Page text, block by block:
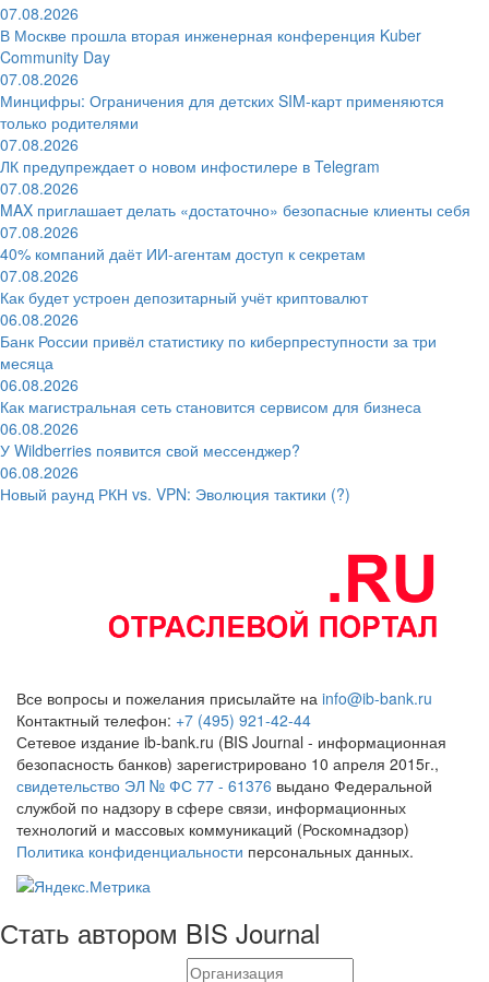
07.08.2026
В Москве прошла вторая инженерная конференция Kuber
Community Day
07.08.2026
Минцифры: Ограничения для детских SIM-карт применяются
только родителями
07.08.2026
ЛК предупреждает о новом инфостилере в Telegram
07.08.2026
MAX приглашает делать «достаточно» безопасные клиенты себя
07.08.2026
40% компаний даёт ИИ‑агентам доступ к секретам
07.08.2026
Как будет устроен депозитарный учёт криптовалют
06.08.2026
Банк России привёл статистику по киберпреступности за три
месяца
06.08.2026
Как магистральная сеть становится сервисом для бизнеса
06.08.2026
У Wildberries появится свой мессенджер?
06.08.2026
Новый раунд РКН vs. VPN: Эволюция тактики (?)
Все вопросы и пожелания присылайте на info@ib-bank.ru
Контактный телефон: +7 (495) 921-42-44
Сетевое издание ib-bank.ru (BIS Journal - информационная
безопасность банков) зарегистрировано 10 апреля 2015г.,
свидетельство ЭЛ № ФС 77 - 61376 выдано Федеральной
службой по надзору в сфере связи, информационных
технологий и массовых коммуникаций (Роскомнадзор)
Политика конфиденциальности персональных данных.
Стать автором BIS Journal